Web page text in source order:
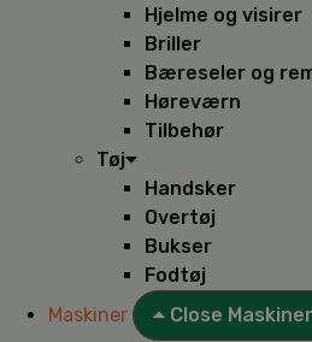
Hjelme og visirer
Briller
Bæreseler og
Høreværn
Tilbehør
Tøj
Handsker
Overtøj
Bukser
Fodtøj
Maskiner
Close Maskiner